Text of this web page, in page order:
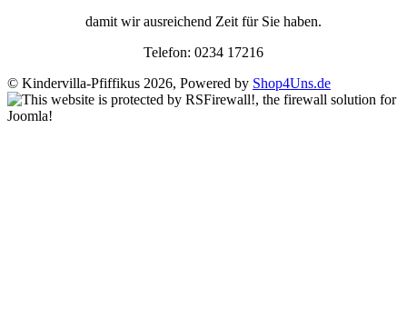
damit wir ausreichend Zeit für Sie haben.
Telefon: 0234 17216
© Kindervilla-Pfiffikus 2026, Powered by Shop4Uns.de